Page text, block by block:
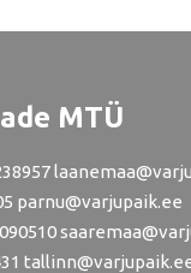
MTÜ
parnu@varjupaik.ee